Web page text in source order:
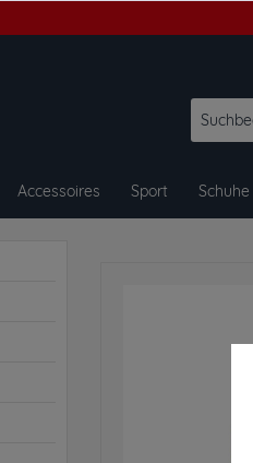
Accessoires Sport Schuhe